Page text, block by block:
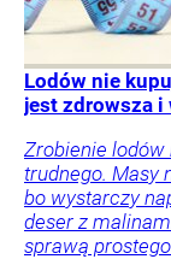
Lodów nie
jest zdrowsza i
Zrobienie lodów
trudnego. Masy
bo wystarczy
deser z
sprawą